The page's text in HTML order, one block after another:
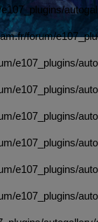
forum/
e107_plugins/
e107_plugins/
e107_plugins/
e107_plugins/
e107_plugins/
e107_plugins/